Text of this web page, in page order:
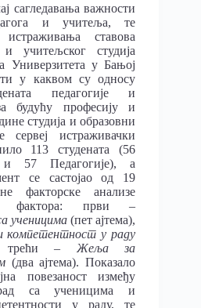
сагледавања важности
и учитеља, те
истраживања ставова
и учитељског студија
Универзитета у Бањој
у каквом су односу
педагогије и
будућу професију и
студија и образовни
истраживачки
113 студената (56
и 57 Педагогије), а
се састојао од 19
факторске анализе
фактора: први –
ученицима (пет ајтема),
компетентност у раду
трећи – Жеља за
(два ајтема). Показало
повезаност између
са ученицима и
у раду, те